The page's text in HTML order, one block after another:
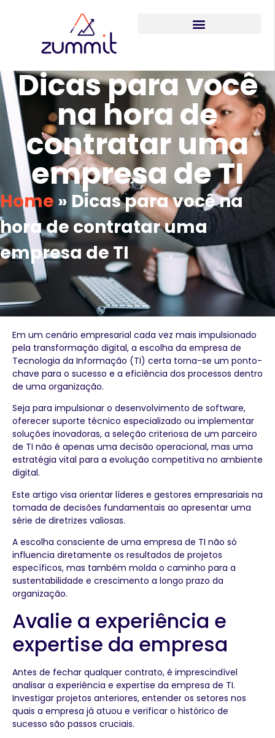
Dicas para você
na hora de
contratar uma
empresa de TI
Home » Dicas para você na
hora de contratar uma
empresa de TI
Em um cenário empresarial cada vez mais impulsionado
pela transformação digital, a escolha da empresa de
Tecnologia da Informação (TI) certa torna-se um ponto-
chave para o sucesso e a eficiência dos processos dentro
de uma organização.
Seja para impulsionar o desenvolvimento de software,
oferecer suporte técnico especializado ou implementar
soluções inovadoras, a seleção criteriosa de um parceiro
de TI não é apenas uma decisão operacional, mas uma
estratégia vital para a evolução competitiva no ambiente
digital.
Este artigo visa orientar líderes e gestores empresariais na
tomada de decisões fundamentais ao apresentar uma
série de diretrizes valiosas.
A escolha consciente de uma empresa de TI não só
influencia diretamente os resultados de projetos
específicos, mas também molda o caminho para a
sustentabilidade e crescimento a longo prazo da
organização.
Avalie a experiência e
expertise da empresa
Antes de fechar qualquer contrato, é imprescindível
analisar a experiência e expertise da empresa de TI.
Investigar projetos anteriores, entender os setores nos
quais a empresa já atuou e verificar o histórico de
sucesso são passos cruciais.